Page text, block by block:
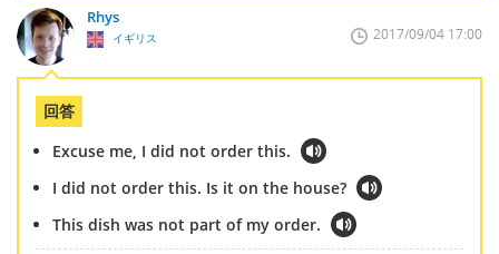
Rhys
イギリス 2017/09/04 17:00
回答
Excuse me, I did not order this.
I did not order this. Is it on the house?
This dish was not part of my order.